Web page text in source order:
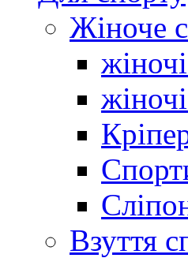
Жіноче
Взуття